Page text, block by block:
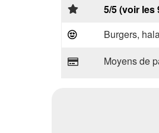
5/5 (voir les
Burgers,
Moyens de